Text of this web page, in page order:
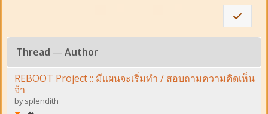
Thread —Author
REBOOT Project :: มีแผนจะเริ่มทำ / สอบถามความคิดเห็น
จ้า
bysplendith